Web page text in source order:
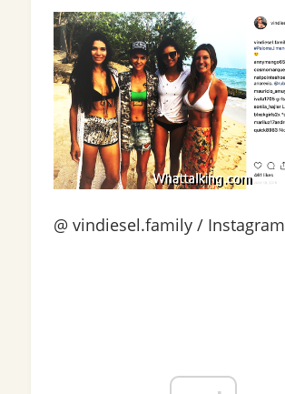
@ vindiesel.family / Instagram